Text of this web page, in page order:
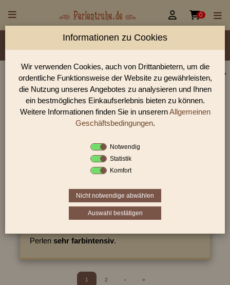
 0
Material/Glassorte Sorte/Form Farbe
Rocailles Größen
Lochdurchmesser
Perlen Shop für White hearts Perlen
In unserem Perlen Shop finden sie zahlreich White hearts
Perlen und viele weiter Glasperlen.
Sie befinden sich in folgender Kategorie:
White hearts
weißem Glas. Heutzutage sind diese
wegen ihrerFarbintensitäteine derbegehrtesten
überhaupt. Durch die Kombination der
Perlen sehr farbintensiv.
1 2 › »
Informationen zu Cookies
Wir verwenden Cookies, auch von Drittanbietern, um die
ordentliche Funktionsweise der Website zu gewährleisten,
die Nutzung unseres Angebotes zu analysieren und Ihnen
ein bestmögliches Einkaufserlebnis bieten zu können.
Weitere Informationen finden Sie in unserernAllgemeinen
Geschäftsbedingungen.
Notwendig
Statistik
Komfort
Nicht notwendige abwählen
Auswahl bestätigen